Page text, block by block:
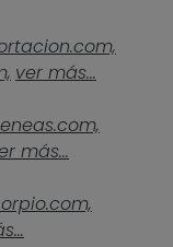
ver más...
más...